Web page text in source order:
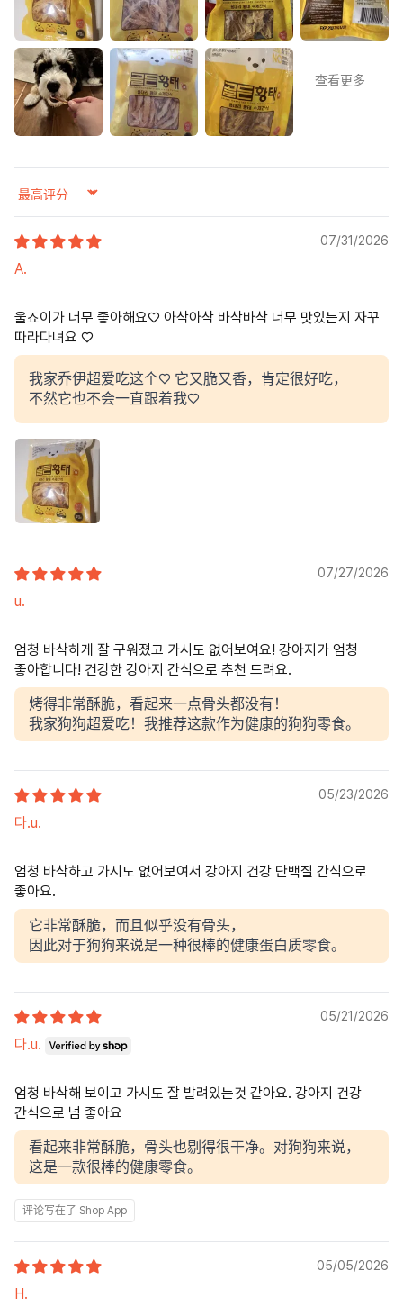
Sort by
07/31/2026
A.
울죠이가 너무 좋아해요♡ 아삭아삭 바삭바삭 너무 맛있는지 자꾸
따라다녀요 ♡
我家乔伊超爱吃这个♡ 它又脆又香，肯定很好吃，
不然它也不会一直跟着我♡
07/27/2026
u.
엄청 바삭하게 잘 구워졌고 가시도 없어보여요! 강아지가 엄청
좋아합니다! 건강한 강아지 간식으로 추천 드려요.
烤得非常酥脆，看起来一点骨头都没有！
我家狗狗超爱吃！我推荐这款作为健康的狗狗零食。
05/23/2026
다.u.
엄청 바삭하고 가시도 없어보여서 강아지 건강 단백질 간식으로
좋아요.
它非常酥脆，而且似乎没有骨头，
因此对于狗狗来说是一种很棒的健康蛋白质零食。
05/21/2026
다.u.
엄청 바삭해 보이고 가시도 잘 발려있는것 같아요. 강아지 건강
간식으로 넘 좋아요
看起来非常酥脆，骨头也剔得很干净。对狗狗来说，
这是一款很棒的健康零食。
评论写在了 Shop App
05/05/2026
H.